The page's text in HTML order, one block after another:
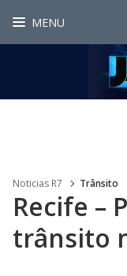
MENU
Noticias R7 Trânsito
Recife –
trânsito